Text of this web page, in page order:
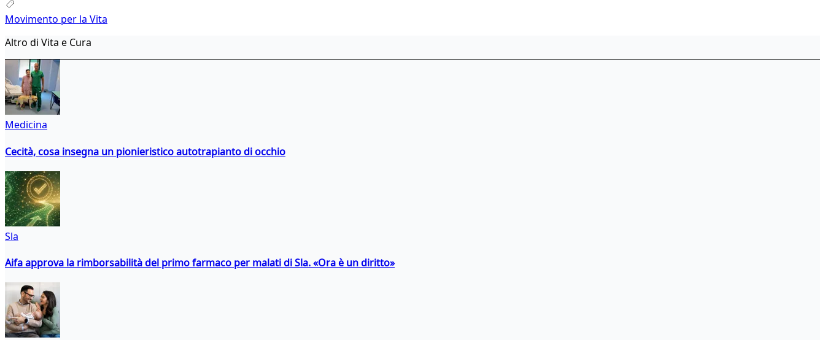
Movimento per la Vita
Altro di Vita e Cura
Medicina
Cecità, cosa insegna un pionieristico autotrapianto di occhio
Sla
Aifa approva la rimborsabilità del primo farmaco per malati di Sla. «Ora è un diritto»